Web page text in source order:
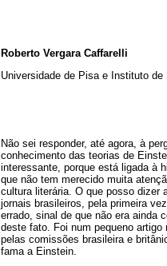
Roberto Vergara Caffarelli
Universidade de Pisa e Instituto
Não sei responder, até agora, à
conhecimento das teorias de
interessante, porque está ligada à
que não tem merecido muita
cultura literária. O que posso dizer
jornais brasileiros, pela primeira
errado, sinal de que não era ainda
deste fato. Foi num pequeno artigo
pelas comissões brasileira e
fama a Einstein.